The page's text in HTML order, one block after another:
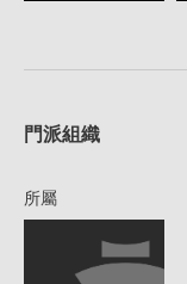
門派組織
所屬